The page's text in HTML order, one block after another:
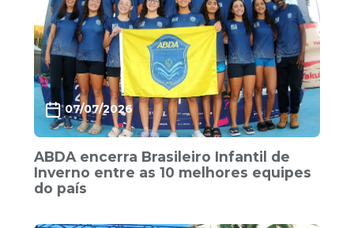
07/07/2026
ABDA encerra Brasileiro Infantil de
Inverno entre as 10 melhores equipes
do país